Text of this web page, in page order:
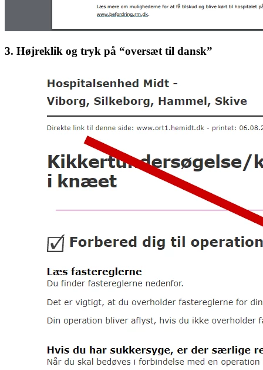
3. Højreklik og tryk på “oversæt til dansk”